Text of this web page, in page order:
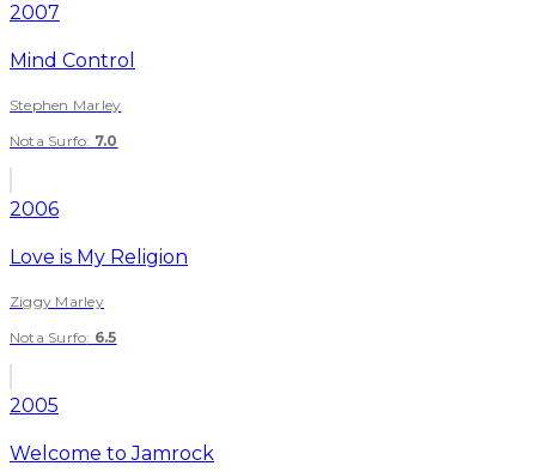
2007
Mind Control
Stephen Marley
Nota Surfo: 7.0
2006
Love is My Religion
Ziggy Marley
Nota Surfo: 6.5
2005
Welcome to Jamrock